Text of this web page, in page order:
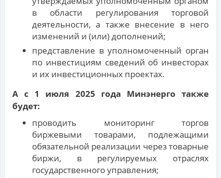
в области регулирования торговой
деятельности, а также внесение в него
изменений и (или) дополнений;
представление в уполномоченный орган
по инвестициям сведений об инвесторах
и их инвестиционных проектах.
А с 1 июля 2025 года Минэнерго также
будет:
проводить мониторинг торгов
биржевыми товарами, подлежащими
обязательной реализации через товарные
биржи, в регулируемых отраслях
государственного управления;